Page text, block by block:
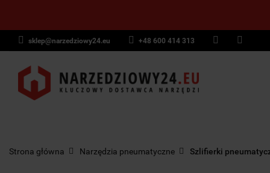
sklep@narzedziowy24.eu +48 600 414 313
Narzędzia
Narzędzia
Strona główna Narzędzia pneumatyczne Szlifierki